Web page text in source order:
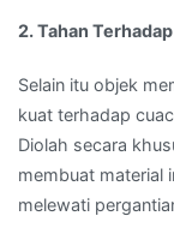
2. Tahan
Selain itu objek
kuat terhadap
Diolah secara
membuat material
melewati